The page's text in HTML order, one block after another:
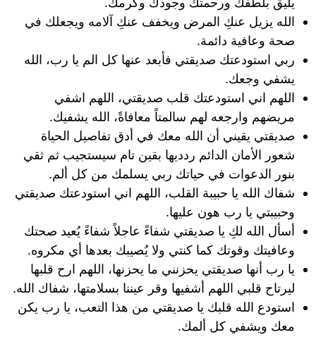
الله يزيل عنكِ المرض ويخفف عنكِ آلامه ويجعلك في
صحة وعافية دائمة.
ربي استودعتك صديقتي فأبعد عنها كل الم يا رب، الله
يشفي وجعك.
اللهم اني استودعتك قلب صديقتي، اللهم اشفي
مريضهم وارجعه لهم سالمتاً معافاةً، الله يشفيك.
صديقتي يقيني أن الله معك في أدق تفاصيل الحياة
شعور الأمان الدائم ردديها بقين تام سيستجيب ثم ثقي
بنور الدعوات في حياتك ربي يسلمك من كل ألم.
شفاك الله يا حبيبة القلب، اللهم اني استودعتك صديقتي
وحبيبتي يا رب هون عليها.
أسأل الله لكِ يا صديقتي شفاءً عاجلاً شفاءً يُعيد صحتك
وعافيتك وقوتك كما كنتي ولا يُصيبك بعدها أي مكروه.
يا رب أنها صديقتي يحزنني ما يحزنها، اللهم ارح قلبها
ليرتاح قلبي اللهم أشفيها وقر عيننا بسلامتها، شفاك الله.
استودع الله قلبك يا صديقتي من هذا التعب، يا رب يكن
معك ويشفي كل ألمك.